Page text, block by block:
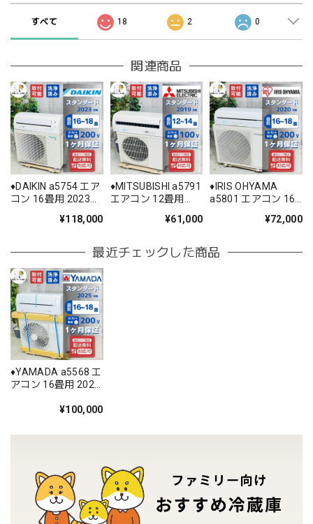
すべて 18 2 0
関連商品
♦️DAIKIN a5754 エア
コン 16畳用 2023年
¥118,000
♦️MITSUBISHI a5791
エアコン 12畳用
¥61,000
♦️IRIS OHYAMA
a5801 エアコン 16
¥72,000
最近チェックした商品
♦️YAMADA a5568 エ
アコン 16畳用 2025
¥100,000